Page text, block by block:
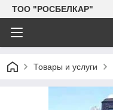
TOO "РОСБЕЛКАР"
Товары и услуги